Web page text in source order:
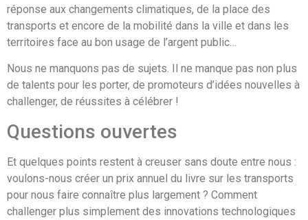
réponse aux changements climatiques, de la place des
transports et encore de la mobilité dans la ville et dans les
territoires face au bon usage de l’argent public…
Nous ne manquons pas de sujets. Il ne manque pas non plus
de talents pour les porter, de promoteurs d’idées nouvelles à
challenger, de réussites à célébrer !
Questions ouvertes
Et quelques points restent à creuser sans doute entre nous :
voulons-nous créer un prix annuel du livre sur les transports
pour nous faire connaître plus largement ? Comment
challenger plus simplement des innovations technologiques